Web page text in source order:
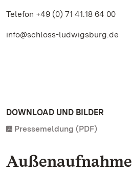
Telefon +49 (0) 71 41.18 64 00
info@schloss-ludwigsburg.de
DOWNLOAD UND BILDER
Pressemeldung (PDF)